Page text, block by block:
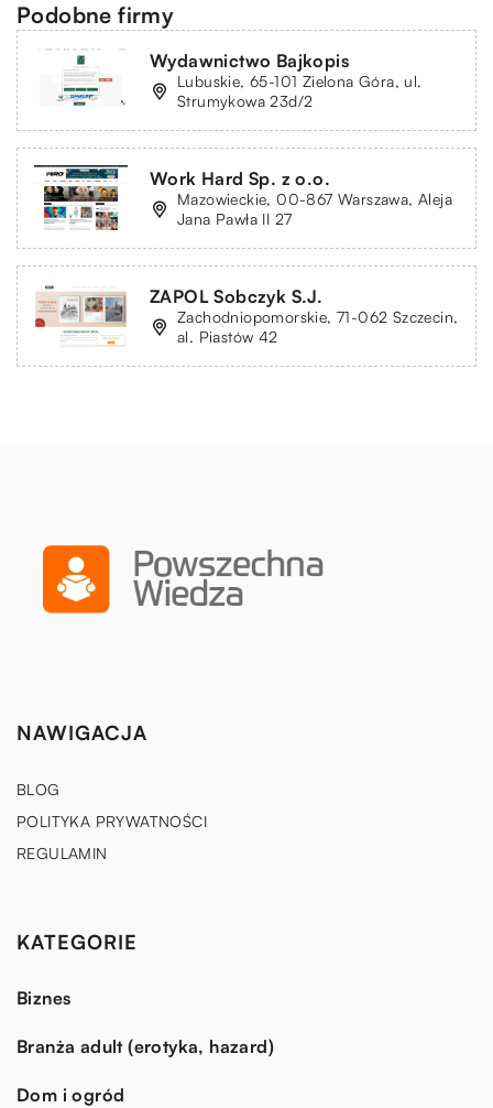
Podobne firmy
Wydawnictwo Bajkopis
Lubuskie, 65-101 Zielona Góra, ul.
Strumykowa 23d/2
Work Hard Sp. z o.o.
Mazowieckie, 00-867 Warszawa, Aleja
Jana Pawła II 27
ZAPOL Sobczyk S.J.
Zachodniopomorskie, 71-062 Szczecin,
al. Piastów 42
NAWIGACJA
BLOG
POLITYKA PRYWATNOŚCI
REGULAMIN
KATEGORIE
Biznes
Branża adult (erotyka, hazard)
Dom i ogród